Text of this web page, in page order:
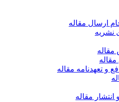
ارسال مقاله
نشریه
مقاله
و تعهدنامه مقاله
مقاله